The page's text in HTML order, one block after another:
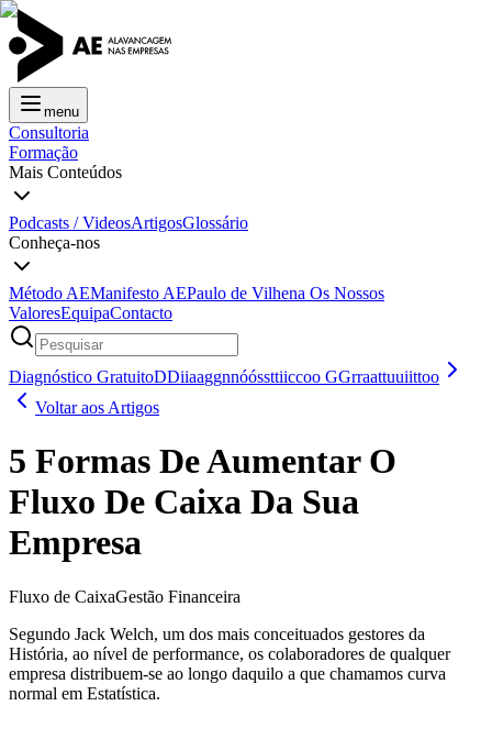
menu
Consultoria
Formação
Mais Conteúdos
Podcasts / VideosArtigosGlossário
Conheça-nos
Método AEManifesto AEPaulo de Vilhena Os Nossos
ValoresEquipaContacto
Diagnóstico GratuitoDDiiaaggnnóóssttiiccoo GGrraattuuiittoo
Voltar aos Artigos
5 Formas De Aumentar O
Fluxo De Caixa Da Sua
Empresa
Fluxo de CaixaGestão Financeira
Segundo Jack Welch, um dos mais conceituados gestores da
História, ao nível de performance, os colaboradores de qualquer
empresa distribuem-se ao longo daquilo a que chamamos curva
normal em Estatística.